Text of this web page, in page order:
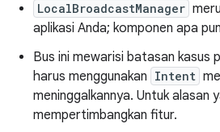
LocalBroadcastManager
aplikasi Anda; komponen apa
Bus ini mewarisi batasan kasus
harus menggunakan Intent
meninggalkannya. Untuk
mempertimbangkan fitur.